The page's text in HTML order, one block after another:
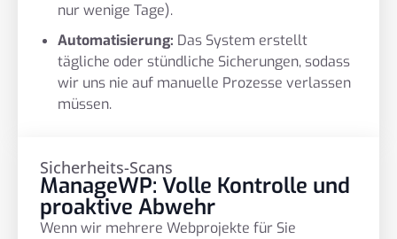
nur wenige Tage).
Automatisierung: Das System erstellt
tägliche oder stündliche Sicherungen, sodass
wir uns nie auf manuelle Prozesse verlassen
müssen.
Sicherheits-Scans
ManageWP: Volle Kontrolle und
proaktive Abwehr
Wenn wir mehrere Webprojekte für Sie